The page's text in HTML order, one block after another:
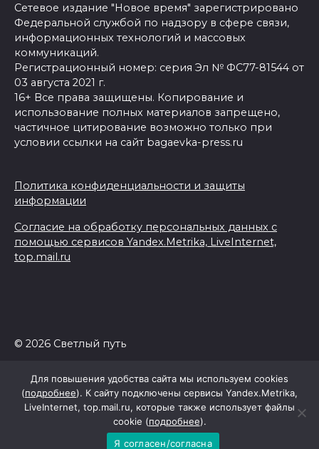
Сетевое издание "Новое время" зарегистрировано
Федеральной службой по надзору в сфере связи,
информационных технологий и массовых
коммуникаций.
Регистрационный номер: серия Эл № ФС77-81544 от
03 августа 2021 г.
16+ Все права защищены. Копирование и
использование полных материалов запрещено,
частичное цитирование возможно только при
условии ссылки на сайт bagaevka-press.ru
Политика конфиденциальности и защиты
информации
Согласие на обработку персональных данных с
помощью сервисов Yandex.Metrika, LiveInternet,
top.mail.ru
© 2026 Светлый путь
Для повышения удобства сайта мы используем cookies
(подробнее). К сайту подключены сервисы Yandex.Metrika,
LiveInternet, top.mail.ru, которые также использует файлы
cookie (подробнее).
Я согласен/согласна